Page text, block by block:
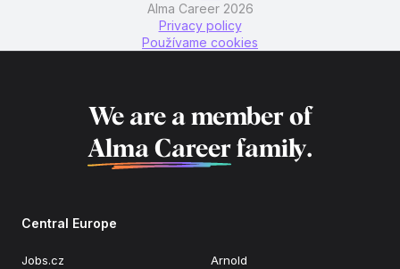
Alma Career 2026
Privacy policy
Používame cookies
We are a member of
Alma Career family.
Central Europe
Jobs.cz
Arnold